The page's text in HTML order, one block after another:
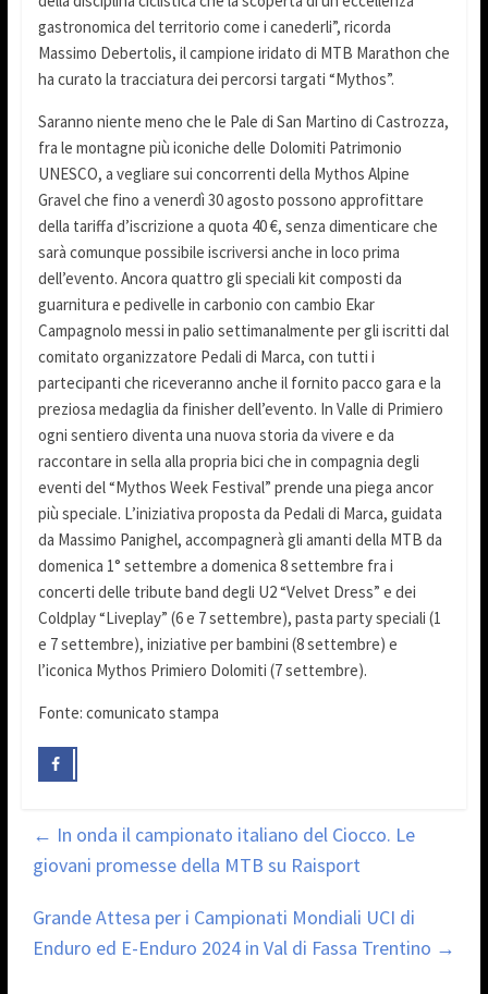
gastronomica del territorio come i canederli”, ricorda
Massimo Debertolis, il campione iridato di MTB Marathon che
ha curato la tracciatura dei percorsi targati “Mythos”.
Saranno niente meno che le Pale di San Martino di Castrozza,
fra le montagne più iconiche delle Dolomiti Patrimonio
UNESCO, a vegliare sui concorrenti della Mythos Alpine
Gravel che fino a venerdì 30 agosto possono approfittare
della tariffa d’iscrizione a quota 40 €, senza dimenticare che
sarà comunque possibile iscriversi anche in loco prima
dell’evento. Ancora quattro gli speciali kit composti da
guarnitura e pedivelle in carbonio con cambio Ekar
Campagnolo messi in palio settimanalmente per gli iscritti dal
comitato organizzatore Pedali di Marca, con tutti i
partecipanti che riceveranno anche il fornito pacco gara e la
preziosa medaglia da finisher dell’evento. In Valle di Primiero
ogni sentiero diventa una nuova storia da vivere e da
raccontare in sella alla propria bici che in compagnia degli
eventi del “Mythos Week Festival” prende una piega ancor
più speciale. L’iniziativa proposta da Pedali di Marca, guidata
da Massimo Panighel, accompagnerà gli amanti della MTB da
domenica 1° settembre a domenica 8 settembre fra i
concerti delle tribute band degli U2 “Velvet Dress” e dei
Coldplay “Liveplay” (6 e 7 settembre), pasta party speciali (1
e 7 settembre), iniziative per bambini (8 settembre) e
l’iconica Mythos Primiero Dolomiti (7 settembre).
Fonte: comunicato stampa
← In onda il campionato italiano del Ciocco. Le
giovani promesse della MTB su Raisport
Grande Attesa per i Campionati Mondiali UCI di
Enduro ed E-Enduro 2024 in Val di Fassa Trentino →